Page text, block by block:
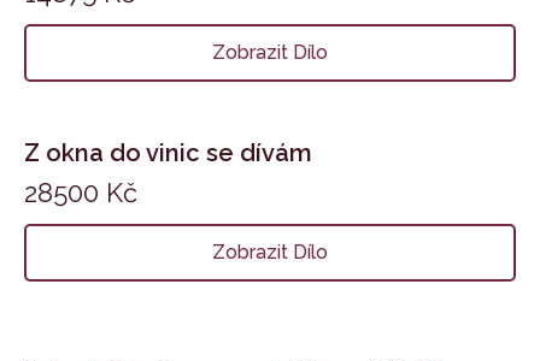
Zobrazit Dílo
Z okna do vinic se dívám
28500 Kč
Zobrazit Dílo